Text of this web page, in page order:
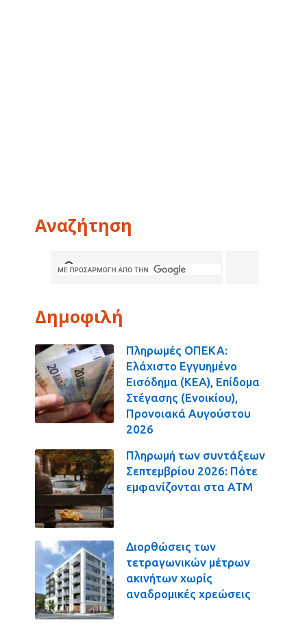
Αναζήτηση
Δημοφιλή
Πληρωμές ΟΠΕΚΑ:
Ελάχιστο Εγγυημένο
Εισόδημα (ΚΕΑ), Επίδομα
Στέγασης (Ενοικίου),
Προνοιακά Αυγούστου
2026
Πληρωμή των συντάξεων
Σεπτεμβρίου 2026: Πότε
εμφανίζονται στα ΑΤΜ
Διορθώσεις των
τετραγωνικών μέτρων
ακινήτων χωρίς
αναδρομικές χρεώσεις